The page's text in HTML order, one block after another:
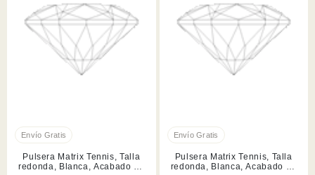
Pulsera Matrix Tennis, Talla
redonda, Blanca, Acabado en
Pulsera Matrix Tennis, Talla
redonda, Blanca, Acabado en